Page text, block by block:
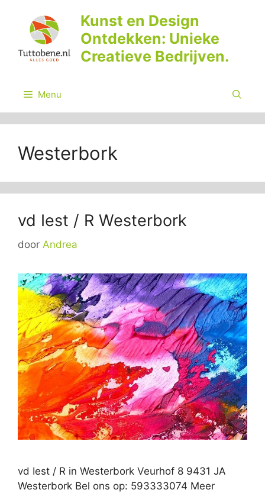
inhoud
Kunst en Design
Ontdekken: Unieke
Creatieve Bedrijven.
Menu
Westerbork
vd Iest / R Westerbork
door Andrea
vd Iest / R in Westerbork Veurhof 8 9431 JA
Westerbork Bel ons op: 593333074 Meer